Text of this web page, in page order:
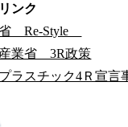
ンク
Re-Style
業省 3R政策
ラスチック4Ｒ宣言